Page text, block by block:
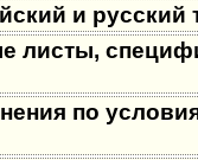
и русский
листы,
по